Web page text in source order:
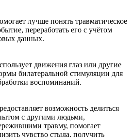
лучше понять травматическое
переработать его с учётом
данных.
движения глаз или другие
билатеральной стимуляции для
воспоминаний.
возможность делиться
с другими людьми,
травму, помогает
чувство стыда, получить